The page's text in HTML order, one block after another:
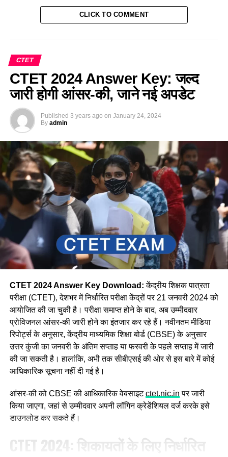
CLICK TO COMMENT
CTET
CTET 2024 Answer Key: जल्द
जारी होगी आंसर-की, जाने नई अपडेट
Published 3 years ago on January 24, 2024
By admin
CTET 2024 Answer Key Download:केंद्रीय शिक्षक पात्रता
परीक्षा (CTET), देशभर में निर्धारित परीक्षा केंद्रों पर 21 जनवरी 2024 को
आयोजित की जा चुकी है। परीक्षा समाप्त होने के बाद, अब उम्मीदवार
प्रोविजनल आंसर-की जारी होने का इंतजार कर रहे हैं। नवीनतम मीडिया
रिपोर्ट्स के अनुसार, केंद्रीय माध्यमिक शिक्षा बोर्ड (CBSE) के अनुसार
उत्तर कुंजी का जनवरी के अंतिम सप्ताह या फरवरी के पहले सप्ताह में जारी
की जा सकती है। हालांकि, अभी तक सीबीएसई की ओर से इस बारे में कोई
आधिकारिक सूचना नहीं दी गई है।
आंसर-की को CBSE की आधिकारिक वेबसाइटctet.nic.in पर जारी
किया जाएगा, जहां से उम्मीदवार अपनी लॉगिन क्रेडेंशियल दर्ज करके इसे
डाउनलोड कर सकते हैं।
CTET 2024: शिकायतों के लिए निर्धारित